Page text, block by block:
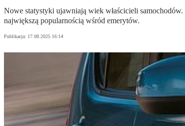
Nowe statystyki ujawniają wiek właścicieli
największą popularnością wśród emerytów.
Publikacja: 17.08.2025 16:14